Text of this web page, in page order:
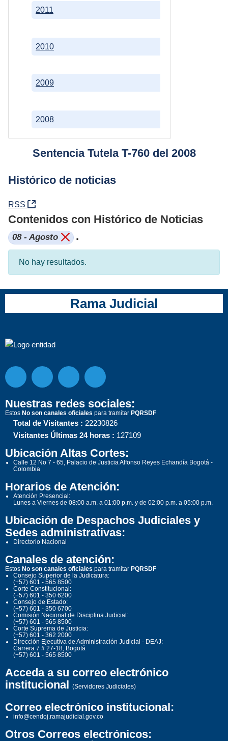
2008
2009
2010
2011
Sentencia Tutela T-760 del 2008
Histórico de noticias
RSS (Abre una nueva ventana)
Contenidos con Histórico de Noticias
08 - Agosto .
No hay resultados.
Rama Judicial
Nuestras redes sociales:
Estos No son canales oficiales para tramitar PQRSDF
Total de Visitantes : 22230826
Visitantes Últimas 24 horas : 127109
Ubicación Altas Cortes:
Calle 12 No 7 - 65, Palacio de Justicia Alfonso Reyes Echandía Bogotá -
Colombia
Horarios de Atención:
Atención Presencial:
Lunes a Viernes de 08:00 a.m. a 01:00 p.m. y de 02:00 p.m. a 05:00 p.m.
Ubicación de Despachos Judiciales y
Sedes administrativas:
Directorio Nacional
Canales de atención:
Estos No son canales oficiales para tramitar PQRSDF
Consejo Superior de la Judicatura:
(+57) 601 - 565 8500
Corte Constitucional:
(+57) 601 - 350 6200
Consejo de Estado:
(+57) 601 - 350 6700
Comisión Nacional de Disciplina Judicial:
(+57) 601 - 565 8500
Corte Suprema de Justicia:
(+57) 601 - 362 2000
Dirección Ejecutiva de Administración Judicial - DEAJ:
Carrera 7 # 27-18, Bogotá
(+57) 601 - 565 8500
Acceda a su correo electrónico
institucional (Servidores Judiciales)
Correo electrónico institucional:
info@cendoj.ramajudicial.gov.co
Otros Correos electrónicos: